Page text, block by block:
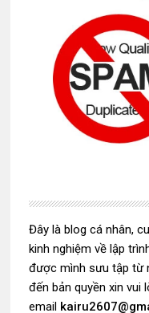
chính
Đây là blog cá nhân,
kinh nghiệm về lập
được mình sưu tập từ
đến bản quyền xin vui
email